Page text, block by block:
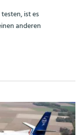
ist es
anderen